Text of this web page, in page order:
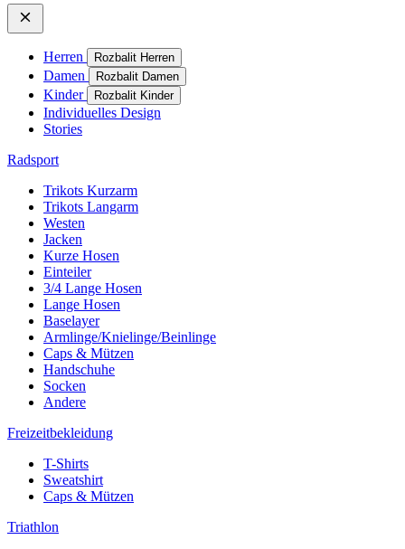
Herren Rozbalit Herren
Damen Rozbalit Damen
Kinder Rozbalit Kinder
Individuelles Design
Stories
Radsport
Trikots Kurzarm
Trikots Langarm
Westen
Jacken
Kurze Hosen
Einteiler
3/4 Lange Hosen
Lange Hosen
Baselayer
Armlinge/Knielinge/Beinlinge
Caps & Mützen
Handschuhe
Socken
Andere
Freizeitbekleidung
T-Shirts
Sweatshirt
Caps & Mützen
Triathlon